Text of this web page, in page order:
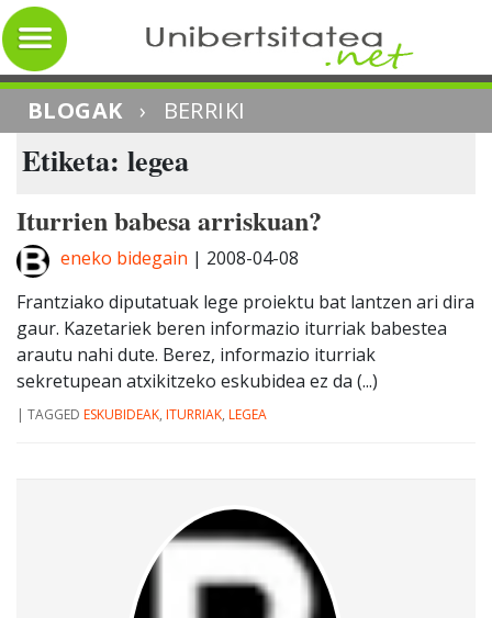
BLOGAK › BERRIKI
Etiketa: legea
Iturrien babesa arriskuan?
eneko bidegain | 2008-04-08
Frantziako diputatuak lege proiektu bat lantzen ari dira
gaur. Kazetariek beren informazio iturriak babestea
arautu nahi dute. Berez, informazio iturriak
sekretupean atxikitzeko eskubidea ez da (...)
| TAGGED ESKUBIDEAK, ITURRIAK, LEGEA